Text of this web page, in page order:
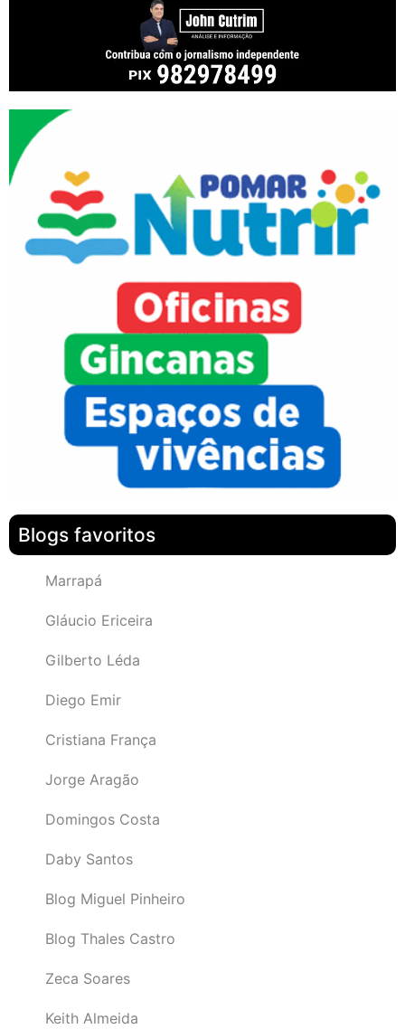
Blogs favoritos
Marrapá
Gláucio Ericeira
Gilberto Léda
Diego Emir
Cristiana França
Jorge Aragão
Domingos Costa
Daby Santos
Blog Miguel Pinheiro
Blog Thales Castro
Zeca Soares
Keith Almeida